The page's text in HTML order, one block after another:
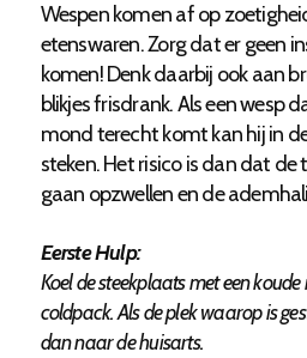
Wespen komen af op
etenswaren. Zorg dat er geen
komen! Denk daarbij ook aan
blikjes frisdrank. Als een wesp
mond terecht komt kan hij in
steken. Het risico is dan dat
gaan opzwellen en de
Eerste Hulp:
Koel de steekplaats met een
coldpack. Als de plek waarop is
dan naar de huisarts.